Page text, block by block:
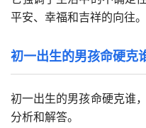
平安、幸福和吉祥的向往。
初一出生的男孩命硬克
初一出生的男孩命硬克谁
分析和解答。